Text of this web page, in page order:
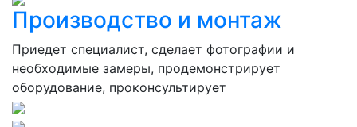
Производство и монтаж
Приедет специалист, сделает фотографии и
необходимые замеры, продемонстрирует
оборудование, проконсультирует